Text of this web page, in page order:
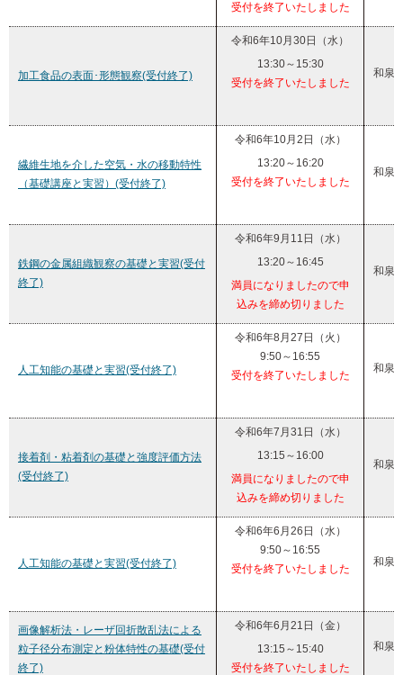
受付を終了いたしました
加工食品の表面･形態観察(受付終了)
令和6年10月30日（水）
13:30～15:30
受付を終了いたしました
和泉
繊維生地を介した空気・水の移動特性
（基礎講座と実習）(受付終了)
令和6年10月2日（水）
13:20～16:20
受付を終了いたしました
和泉
鉄鋼の金属組織観察の基礎と実習(受付
終了)
令和6年9月11日（水）
13:20～16:45
満員になりましたので申
込みを締め切りました
和泉
人工知能の基礎と実習(受付終了)
令和6年8月27日（火）
9:50～16:55
受付を終了いたしました
和泉
接着剤・粘着剤の基礎と強度評価方法
(受付終了)
令和6年7月31日（水）
13:15～16:00
満員になりましたので申
込みを締め切りました
和泉
人工知能の基礎と実習(受付終了)
令和6年6月26日（水）
9:50～16:55
受付を終了いたしました
和泉
画像解析法・レーザ回折散乱法による
粒子径分布測定と粉体特性の基礎(受付
終了)
令和6年6月21日（金）
13:15～15:40
受付を終了いたしました
和泉